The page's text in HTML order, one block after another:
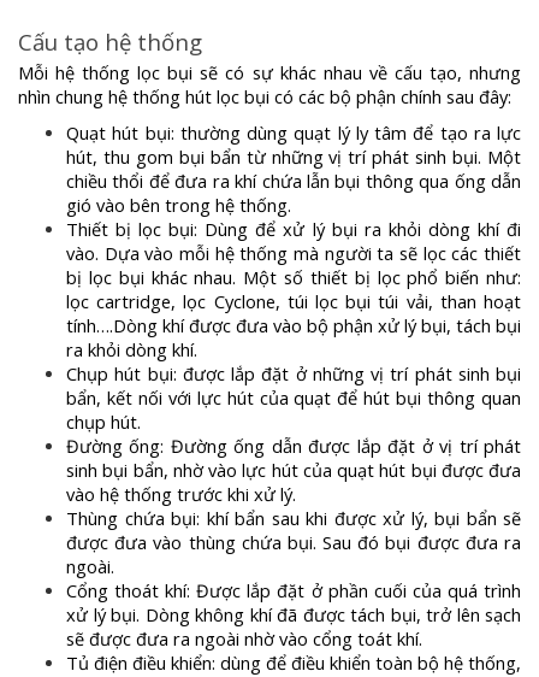
Cấu tạo hệ thống
Mỗi hệ thống lọc bụi sẽ có sự khác nhau về cấu tạo, nhưng
nhìn chung hệ thống hút lọc bụi có các bộ phận chính sau đây:
Quạt hút bụi: thường dùng quạt lý ly tâm để tạo ra lực
hút, thu gom bụi bẩn từ những vị trí phát sinh bụi. Một
chiều thổi để đưa ra khí chứa lẫn bụi thông qua ống dẫn
gió vào bên trong hệ thống.
Thiết bị lọc bụi: Dùng để xử lý bụi ra khỏi dòng khí đi
vào. Dựa vào mỗi hệ thống mà người ta sẽ lọc các thiết
bị lọc bụi khác nhau. Một số thiết bị lọc phổ biến như:
lọc cartridge, lọc Cyclone, túi lọc bụi túi vải, than hoạt
tính….Dòng khí được đưa vào bộ phận xử lý bụi, tách bụi
ra khỏi dòng khí.
Chụp hút bụi: được lắp đặt ở những vị trí phát sinh bụi
bẩn, kết nối với lực hút của quạt để hút bụi thông quan
chụp hút.
Đường ống: Đường ống dẫn được lắp đặt ở vị trí phát
sinh bụi bẩn, nhờ vào lực hút của quạt hút bụi được đưa
vào hệ thống trước khi xử lý.
Thùng chứa bụi: khí bẩn sau khi được xử lý, bụi bẩn sẽ
được đưa vào thùng chứa bụi. Sau đó bụi được đưa ra
ngoài.
Cổng thoát khí: Được lắp đặt ở phần cuối của quá trình
xử lý bụi. Dòng không khí đã được tách bụi, trở lên sạch
sẽ được đưa ra ngoài nhờ vào cổng toát khí.
Tủ điện điều khiển: dùng để điều khiển toàn bộ hệ thống,